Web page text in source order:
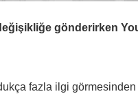
gönderirken
fazla ilgi